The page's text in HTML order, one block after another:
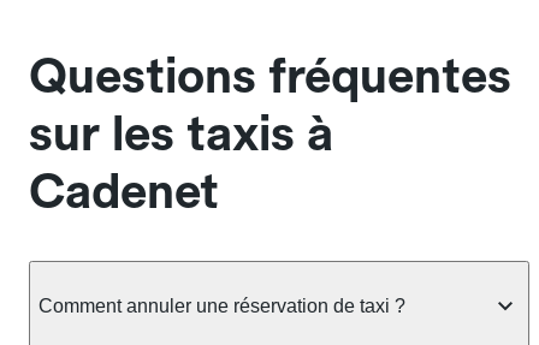
Questions fréquentes
sur les taxis à
Cadenet
Comment annuler une réservation de taxi ?